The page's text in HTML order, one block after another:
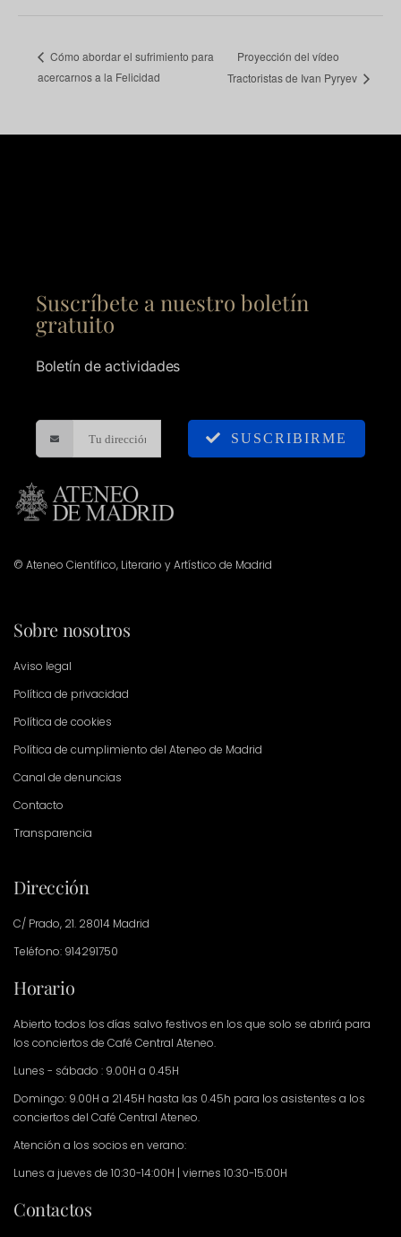
Cómo abordar el sufrimiento para
acercarnos a la Felicidad
Proyección del vídeo
Tractoristas de Ivan Pyryev
Suscríbete a nuestro boletín
gratuito
Boletín de actividades
SUSCRIBIRME
© Ateneo Científico, Literario y Artístico de Madrid
Sobre nosotros
Aviso legal
Política de privacidad
Política de cookies
Política de cumplimiento del Ateneo de Madrid
Canal de denuncias
Contacto
Transparencia
Dirección
C/ Prado, 21. 28014 Madrid
Teléfono: 914291750
Horario
Abierto todos los días salvo festivos en los que solo se abrirá para
los conciertos de Café Central Ateneo.
Lunes - sábado : 9.00H a 0.45H
Domingo: 9.00H a 21.45H hasta las 0.45h para los asistentes a los
conciertos del Café Central Ateneo.
Atención a los socios en verano:
Lunes a jueves de 10:30-14:00H | viernes 10:30-15:00H
Contactos